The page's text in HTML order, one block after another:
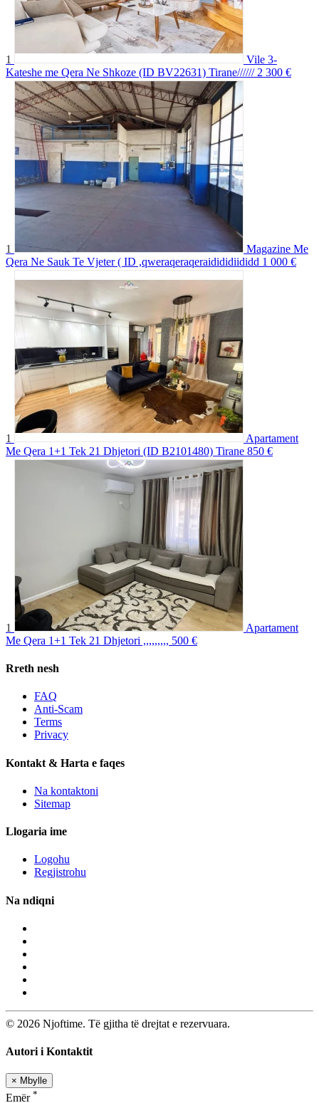
1
Vile 3-
Kateshe me Qera Ne Shkoze (ID BV22631) Tirane////// 2 300 €
1
Magazine Me
Qera Ne Sauk Te Vjeter ( ID ,qweraqeraqeraidididiididd 1 000 €
1
Apartament
Me Qera 1+1 Tek 21 Dhjetori (ID B2101480) Tirane 850 €
1
Apartament
Me Qera 1+1 Tek 21 Dhjetori ,,,,,,,,, 500 €
Rreth nesh
FAQ
Anti-Scam
Terms
Privacy
Kontakt & Harta e faqes
Na kontaktoni
Sitemap
Llogaria ime
Logohu
Regjistrohu
Na ndiqni
© 2026 Njoftime. Të gjitha të drejtat e rezervuara.
Autori i Kontaktit
× Mbylle
Emër *